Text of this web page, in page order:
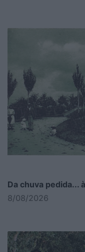
Da chuva pedida...
8/08/2026